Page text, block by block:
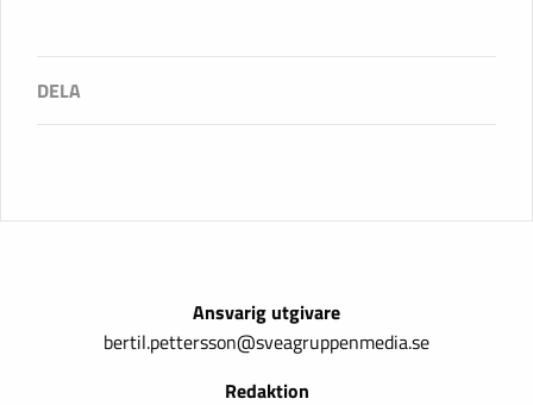
Ansvarig utgivare
bertil.pettersson@sveagruppenmedia.se
Redaktion